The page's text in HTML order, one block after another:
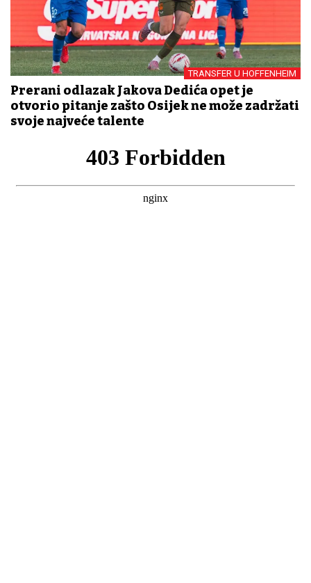
TRANSFER U HOFFENHEIM
Prerani odlazak Jakova Dedića opet je
otvorio pitanje zašto Osijek ne može zadržati
svoje najveće talente